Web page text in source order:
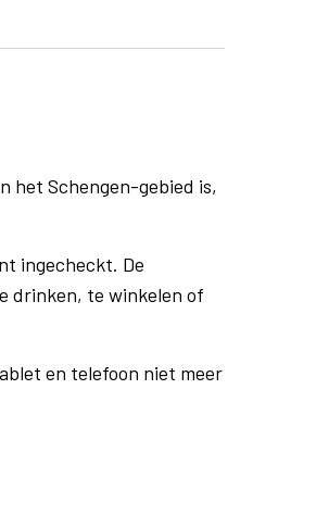
het Schengen-gebied is,
ingecheckt. De
drinken, te winkelen of
en telefoon niet meer